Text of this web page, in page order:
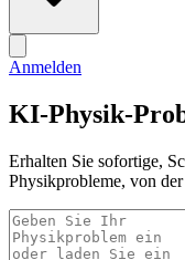
Anmelden
KI-Physik-
Erhalten Sie sofortige,
Physikprobleme, von